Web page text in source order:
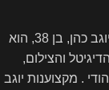
יוגב כהן – מומחה לפרסום דיגיטלי וצילום ייחודי יוגב כהן, בן 38, הוא
בתחום הדיגיטל והצילום,
. מקצוענות יוגב